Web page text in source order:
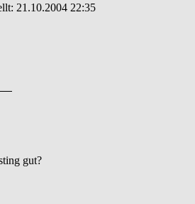
21.10.2004 22:35
gut?